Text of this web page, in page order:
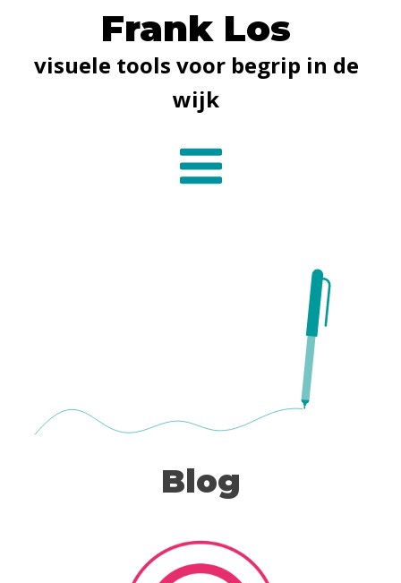
Frank Los
visuele tools voor begrip in de
wijk
Blog